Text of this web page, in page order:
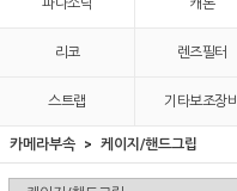
파나소닉 캐논
리코 렌즈필터
스트랩 기타보조장비
카메라부속 케이지/핸드그립